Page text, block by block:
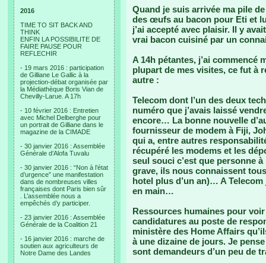
2016
TIME TO SIT BACK AND
THINK
ENFIN LA POSSIBILITE DE
FAIRE PAUSE POUR
REFLECHIR
- 19 mars 2016 : participation
de Gilliane Le Gallic à la
projection-débat organisée par
la Médiathèque Boris Vian de
Chevilly-Larue. A 17h
- 10 février 2016 : Entretien
avec Michel Delberghe pour
un portrait de Gilliane dans le
magazine de la CIMADE
- 30 janvier 2016 : Assemblée
Générale d’Alofa Tuvalu
- 30 janvier 2016 : “Non à l’état
d’urgence” une manifestation
dans de nombreuses villes
françaises dont Paris bien sûr
. L’assemblée nous a
empêchés d’y participer.
- 23 janvier 2016 : Assemblée
Générale de la Coalition 21
- 16 janvier 2016 : marche de
soutien aux agriculteurs de
Notre Dame des Landes
Quand je suis arrivée ma pile
des œufs au bacon pour Eti et
j’ai accepté avec plaisir. Il y
vrai bacon cuisiné par un
A 14h pétantes, j’ai commencé
plupart de mes visites, ce fut à
autre :
Telecom dont l’un des deux
numéro que j’avais laissé
encore… La bonne nouvelle
fournisseur de modem à Fiji,
qui a, entre autres
récupéré les modems et les
seul souci c’est que personne
grave, ils nous connaissent
hotel plus d’un an)… A
en main…
Ressources humaines pour
candidatures au poste de
ministère des Home Affairs
à une dizaine de jours. Je
sont demandeurs d’un peu de